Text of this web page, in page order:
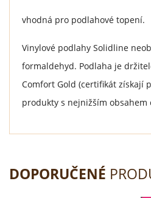
vhodná pro podlahové topení.
Vinylové podlahy Solidline
formaldehyd. Podlaha je
Comfort Gold (certifikát získají
produkty s nejnižším obsahem
DOPORUČENÉ